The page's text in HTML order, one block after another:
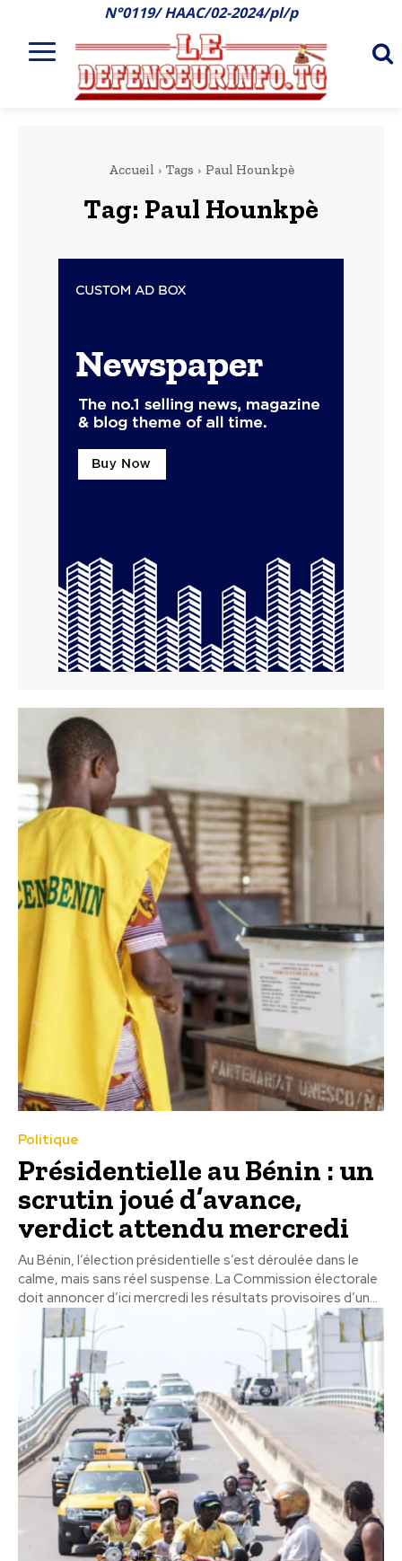
N°0119/ HAAC/02-2024/pl/p
Accueil Tags Paul Hounkpè
Tag: Paul Hounkpè
Politique
Présidentielle au Bénin : un
scrutin joué d’avance,
verdict attendu mercredi
Au Bénin, l’élection présidentielle s’est déroulée dans le
calme, mais sans réel suspense. La Commission électorale
doit annoncer d’ici mercredi les résultats provisoires d’un...